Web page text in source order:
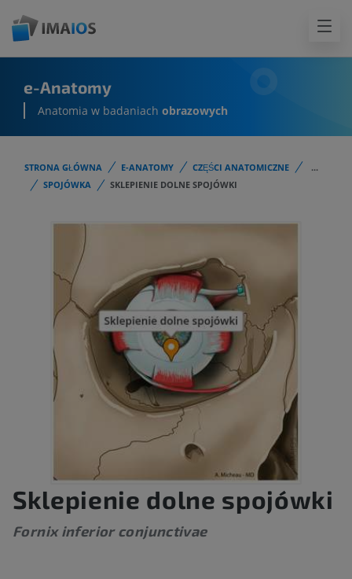
e-Anatomy
Anatomia w badaniach obrazowych
STRONA GŁÓWNA E-ANATOMY CZĘŚCI ANATOMICZNE
...
SPOJÓWKA
SKLEPIENIE DOLNE SPOJÓWKI
Sklepienie dolne spojówki
Fornix inferior conjunctivae